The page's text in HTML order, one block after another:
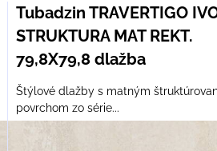
Tubadzin TRAVERTIGO
STRUKTURA MAT REKT.
79,8X79,8 dlažba
Štýlové dlažby s matným
povrchom zo série...